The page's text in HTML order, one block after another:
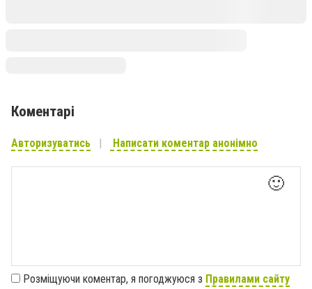
Коментарі
Авторизуватись Написати коментар анонімно
🙂
Розміщуючи коментар, я погоджуюся з Правилами сайту